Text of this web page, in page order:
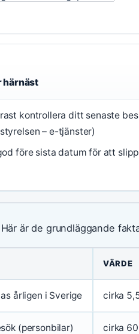
härnäst
kontrollera ditt senaste
– e-tjänster)
före sista datum för att
är de grundläggande
VÄRDE
årligen i Sverige cirka
(personbilar) cirka